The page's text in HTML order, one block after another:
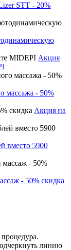
STT - 20%
Акция
массажа - 50%
Акция на
вместо 5900
- 50% скидка
линию